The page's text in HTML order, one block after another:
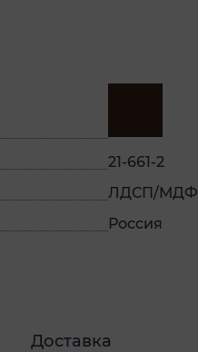
21-661-2
ЛДСП/МДФ
Россия
Доставка